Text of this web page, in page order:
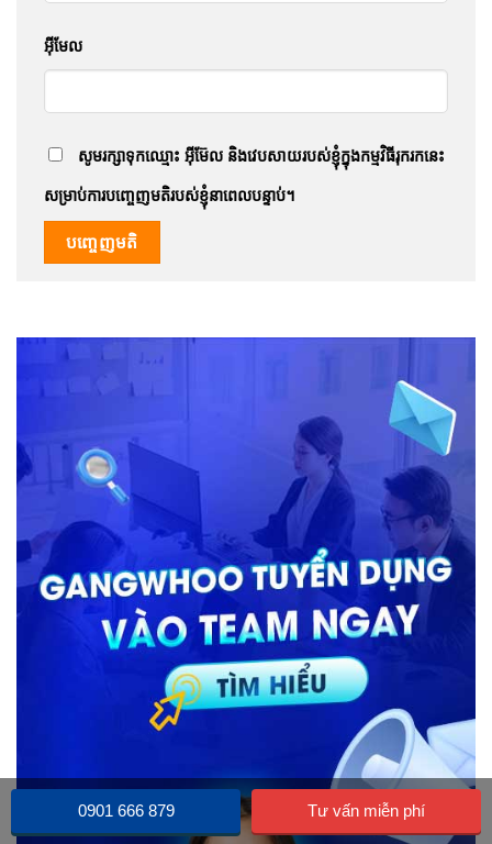
អ៊ីមែល
សូមរក្សាទុកឈ្មោះ អ៊ីម៊ែល និងវេបសាយរបស់ខ្ញុំក្នុងកម្មវិធីរុករកនេះ
សម្រាប់ការបញ្ចេញមតិរបស់ខ្ញុំនាពេលបន្ទាប់។
0901 666 879 Tư vấn miễn phí